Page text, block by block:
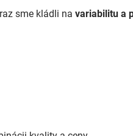
sme kládli na variabilitu a